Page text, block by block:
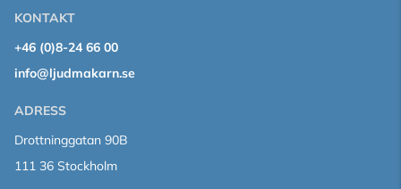
KONTAKT
+46 (0)8-24 66 00
info@ljudmakarn.se
ADRESS
Drottninggatan 90B
111 36 Stockholm